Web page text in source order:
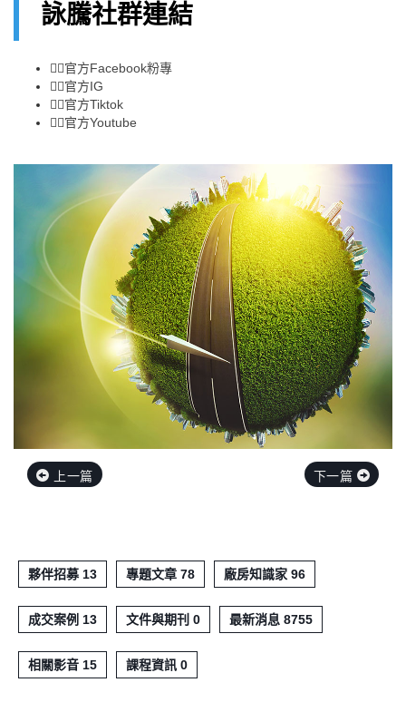
詠騰社群連結
👉🏻官方Facebook粉專
👉🏻官方IG
👉🏻官方Tiktok
👉🏻官方Youtube
上一篇 下一篇
夥伴招募 13 專題文章 78 廠房知識家 96
成交案例 13 文件與期刊 0 最新消息 8755
相關影音 15 課程資訊 0